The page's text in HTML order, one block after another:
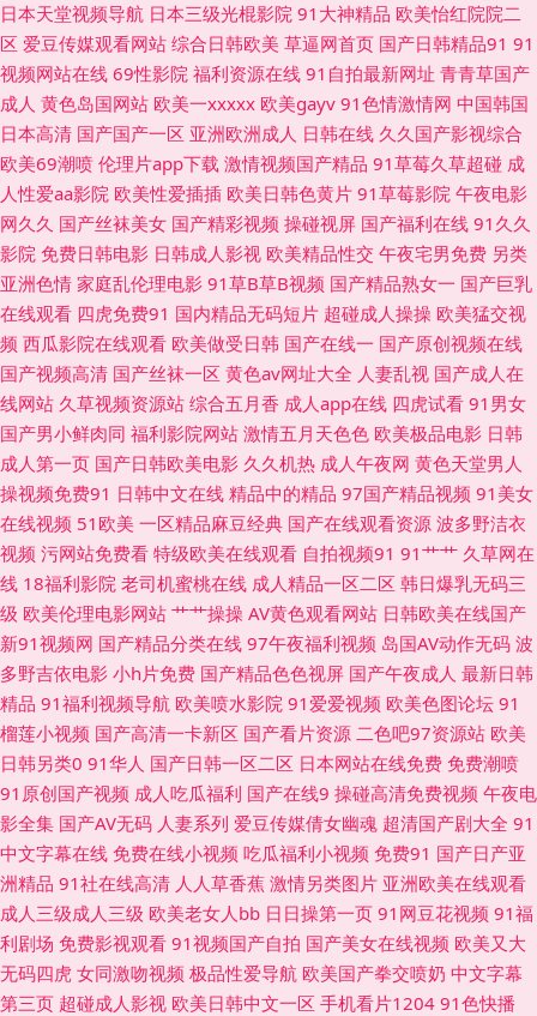
区二 国产亚洲天堂成人 69少妇导航 大香蕉青青久久 日日干干超B 97色撸 欧
美一区二区免费人妻 伊人开心网221 91诱惑 福利网av 日韩不卡在线一本久
道 91tv免费的视频 97勉费 国产三级内射 A片无码一区日韩 久久国产精品高
潮 日韩综合成人 在线看欧美日韩sss 超碰在线国产人人 欧美变态bdsm 影音
先锋日本a片 91美女内射视频 精品久久aⅴ九九久久 婷婷社区第一页国产 91
国内免费在线视频 九一色色 少妇1干入111P 91内射喷水 操国产大姐 精品区
熟女 四虎四级av 91豆花熟女 avv在线 韩国AA毛片 日韩精品无码网址 91啦
熟女视频 草莓视频深夜 久草免费福利视频 色91蝌蚪视频 91i在线极品视频
97超碰在线91 黄色网址视频久久 偷拍欧美爱爱西区视频 91自慰凤楼 加勒比
av 色色恋夜剧场 91豆花永久网站在线观看 岛国色情资源 人人肏屄人人乐 伊
人大相蕉青青草在线 91在线观看视频 麻豆51精品 中文字幕va影音先锋 91在
线视频福利观看 国产精品十八禁日韩 婷婷国产精品久久 91看片淫黄大片91
国产精品自产拍在线 91黑丝性爱 日韩精品黄色 91九玖 国产精品国偷在线观
看 欧美日韩伦理电影a片 夜福利导航国产 91熟女对白 福利视频二区 欧美视
频干 91豆花视频观看 www尤物在线 欧美AA 有码在线导航 91网站观看视频
精品福利在线导航 先锋资源av色版 91巨炮福利在线观看 国精国产天堂 丝瓜
草莓视频污 91人妻碰碰 豆花视频网址 人妻无玛 在线青青草av 91在线免费
日本天堂视频导航 日本三级光棍影院 91大神精品 欧美怡红院院二
区 爱豆传媒观看网站 综合日韩欧美 草逼网首页 国产日韩精品91 91
视频网站在线 69性影院 福利资源在线 91自拍最新网址 青青草国产
成人 黄色岛国网站 欧美一xxxxx 欧美gayv 91色情激情网 中国韩国
日本高清 国产国产一区 亚洲欧洲成人 日韩在线 久久国产影视综合
欧美69潮喷 伦理片app下载 激情视频国产精品 91草莓久草超碰 成
人性爱aa影院 欧美性爱插插 欧美日韩色黄片 91草莓影院 午夜电影
网久久 国产丝袜美女 国产精彩视频 操碰视屏 国产福利在线 91久久
影院 免费日韩电影 日韩成人影视 欧美精品性交 午夜宅男免费 另类
亚洲色情 家庭乱伦理电影 91草B草B视频 国产精品熟女一 国产巨乳
在线观看 四虎免费91 国内精品无码短片 超碰成人操操 欧美猛交视
频 西瓜影院在线观看 欧美做受日韩 国产在线一 国产原创视频在线
国产视频高清 国产丝袜一区 黄色av网址大全 人妻乱视 国产成人在
线网站 久草视频资源站 综合五月香 成人app在线 四虎试看 91男女
国产男小鲜肉同 福利影院网站 激情五月天色色 欧美极品电影 日韩
成人第一页 国产日韩欧美电影 久久机热 成人午夜网 黄色天堂男人
操视频免费91 日韩中文在线 精品中的精品 97国产精品视频 91美女
在线视频 51欧美 一区精品麻豆经典 国产在线观看资源 波多野洁衣
视频 污网站免费看 特级欧美在线观看 自拍视频91 91艹艹 久草网在
线 18福利影院 老司机蜜桃在线 成人精品一区二区 韩日爆乳无码三
级 欧美伦理电影网站 艹艹操操 AV黄色观看网站 日韩欧美在线国产
新91视频网 国产精品分类在线 97午夜福利视频 岛国AV动作无码 波
多野吉依电影 小h片免费 国产精品色色视屏 国产午夜成人 最新日韩
精品 91福利视频导航 欧美喷水影院 91爱爱视频 欧美色图论坛 91
榴莲小视频 国产高清一卡新区 国产看片资源 二色吧97资源站 欧美
日韩另类0 91华人 国产日韩一区二区 日本网站在线免费 免费潮喷
91原创国产视频 成人吃瓜福利 国产在线9 操碰高清免费视频 午夜电
影全集 国产AV无码 人妻系列 爱豆传媒倩女幽魂 超清国产剧大全 91
中文字幕在线 免费在线小视频 吃瓜福利小视频 免费91 国产日产亚
洲精品 91社在线高清 人人草香蕉 激情另类图片 亚洲欧美在线观看
成人三级成人三级 欧美老女人bb 日日操第一页 91网豆花视频 91福
利剧场 免费影视观看 91视频国产自拍 国产美女在线视频 欧美又大
无码四虎 女同激吻视频 极品性爱导航 欧美国产拳交喷奶 中文字幕
第三页 超碰成人影视 欧美日韩中文一区 手机看片1204 91色快播